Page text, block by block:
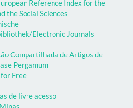
Reference Index for the
the Social Sciences
Electronic Journals
Compartilhada de Artigos de
Pergamum
for Free
de livre acesso